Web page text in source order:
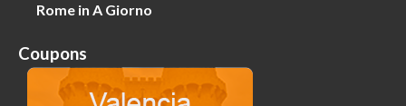
Rome in A Giorno
Coupons